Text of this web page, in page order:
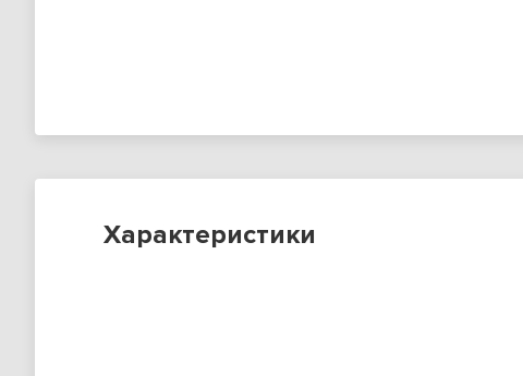
Характеристики